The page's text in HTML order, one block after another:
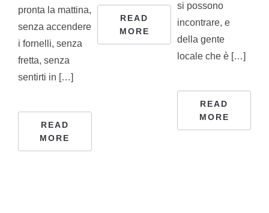
pronta la mattina,
senza accendere
i fornelli, senza
fretta, senza
sentirti in […]
READ
MORE
READ
MORE
si possono
incontrare, e
della gente
locale che è […]
READ
MORE